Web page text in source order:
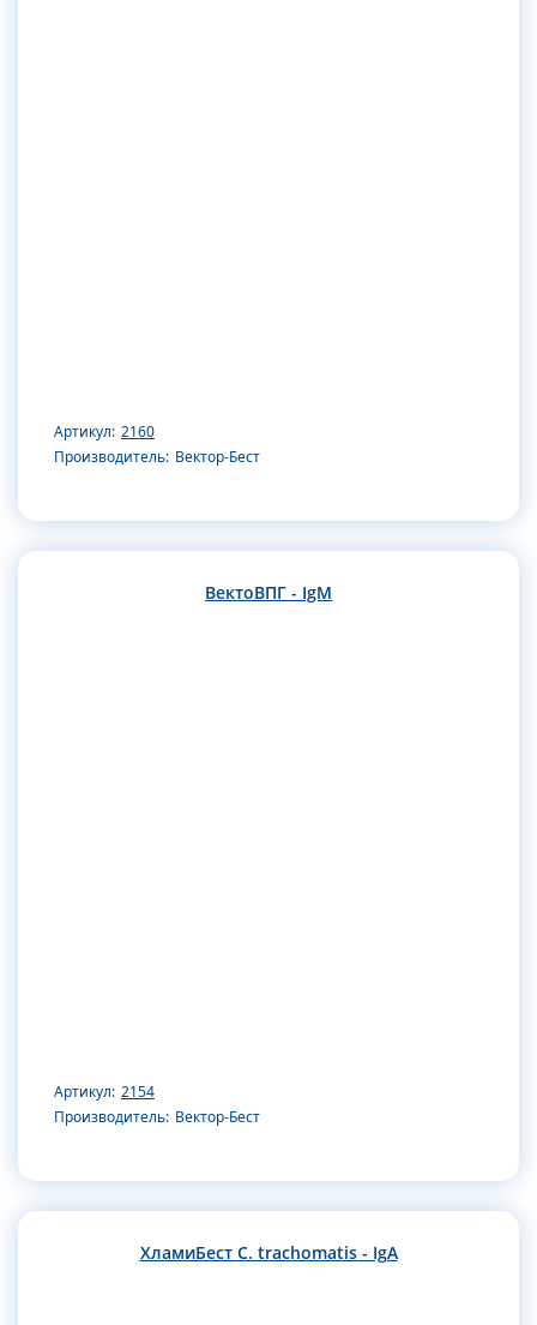
Артикул: 2160
Производитель: Вектор-Бест
ВектоВПГ - IgM
Артикул: 2154
Производитель: Вектор-Бест
ХламиБест C. trachomatis - IgA